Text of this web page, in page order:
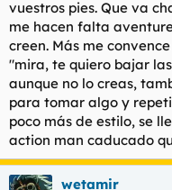
vuestros pies. Que va
me hacen falta
creen. Más me
"mira, te quiero bajar
aunque no lo creas,
para tomar algo y
poco más de estilo, se
action man caducado
wetamir